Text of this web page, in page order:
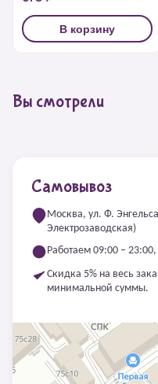
В корзину
Вы смотрели
Самовывоз
Москва, ул. Ф.
Электрозаводская)
Работаем 09:00 – 23:00,
Скидка 5% на весь
минимальной суммы.